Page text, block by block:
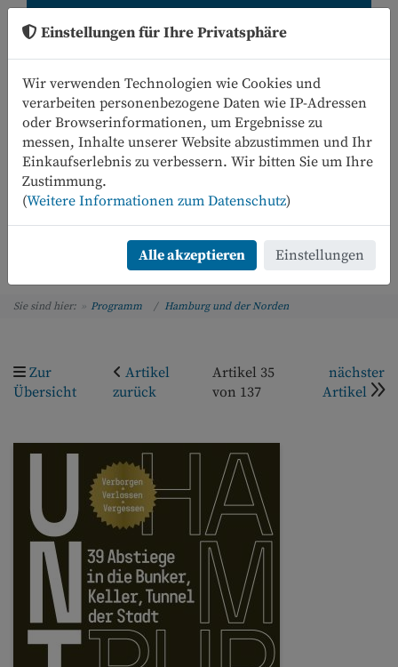
Einstellungen für Ihre Privatsphäre
Wir verwenden Technologien wie Cookies und
verarbeiten personenbezogene Daten wie IP-Adressen
oder Browserinformationen, um Ergebnisse zu
messen, Inhalte unserer Website abzustimmen und Ihr
Einkaufserlebnis zu verbessern. Wir bitten Sie um Ihre
Zustimmung.
(Weitere Informationen zum Datenschutz)
Alle akzeptieren Einstellungen
0
Menü
Sie sind hier: Programm Hamburg und der Norden
Zur
Übersicht
Artikel
zurück
Artikel 35
von 137
nächster
Artikel